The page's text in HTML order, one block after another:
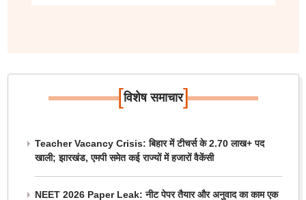
[विशेष समाचार]
Teacher Vacancy Crisis: बिहार में टीचर्स के 2.70 लाख+ पद
खाली; झारखंड, एमपी समेत कई राज्यों में हजारों वैकेंसी
NEET 2026 Paper Leak: नीट पेपर तैयार और अनुवाद का काम एक